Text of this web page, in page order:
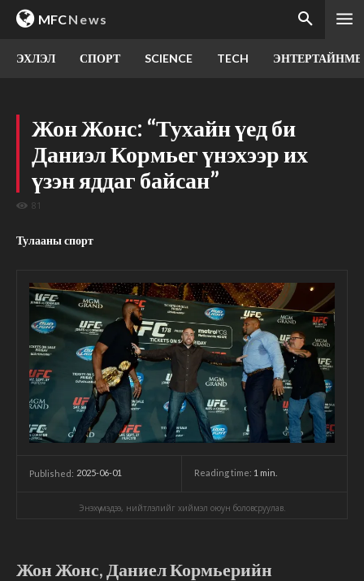
MFCNews
ЭХЛЭЛ СПОРТ SCIENCE TECH
Жон Жонс: “Тухайн үед би
Даниэл Кормьег үнэхээр их
үзэн яддаг байсан”
81
Тулааны спорт
Published: 2025-06-01 Reading time: 1 min.
Энэхүү мэдээ, нийтлэлийг хиймэл оюун боловсруулав.
Жон Жонс, Даниел Кормьерийн